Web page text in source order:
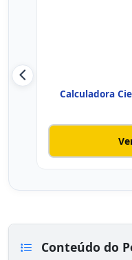
Calculadora
Conteúdo do